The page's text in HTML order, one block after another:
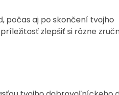
počas aj po skončení tvojho
zlepšiť si rôzne